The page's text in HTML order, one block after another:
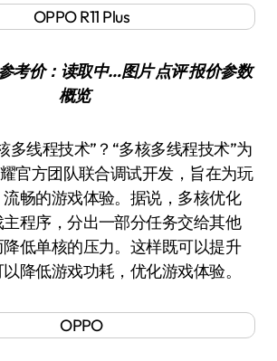
考价：读取中…图片 点评 报价参数
概览
官方团队联合调试开发，旨在为玩
畅的游戏体验。据说，多核优化
程序，分出一部分任务交给其他
低单核的压力。这样既可以提升
降低游戏功耗，优化游戏体验。